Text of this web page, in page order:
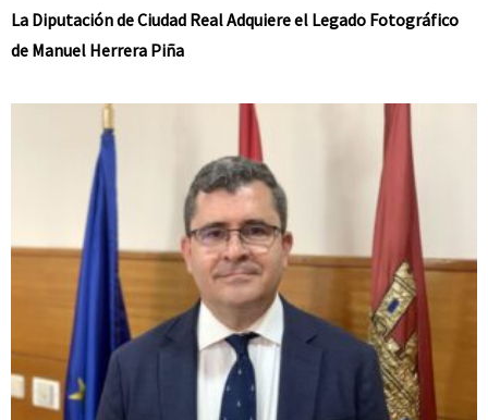
La Diputación de Ciudad Real Adquiere el Legado Fotográfico
de Manuel Herrera Piña